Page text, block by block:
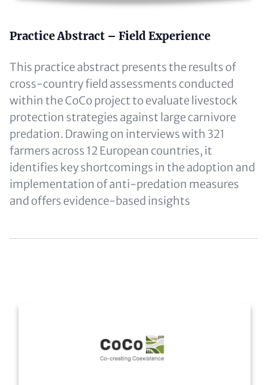
Text
Practice Abstract – Field Experience
This practice abstract presents the results of
cross-country field assessments conducted
within the CoCo project to evaluate livestock
protection strategies against large carnivore
predation. Drawing on interviews with 321
farmers across 12 European countries, it
identifies key shortcomings in the adoption and
implementation of anti-predation measures
and offers evidence-based insights
Image